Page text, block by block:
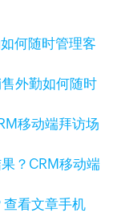
外勤如何随时
？CRM移动端
查看文章手机